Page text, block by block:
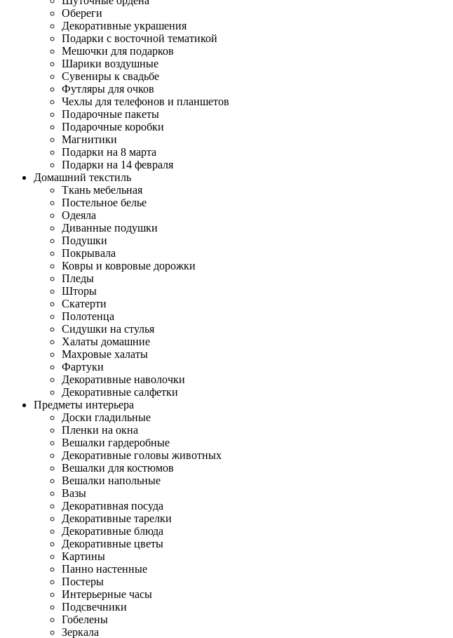
Обереги
Декоративные украшения
Подарки с восточной тематикой
Мешочки для подарков
Шарики воздушные
Сувениры к свадьбе
Футляры для очков
Чехлы для телефонов и планшетов
Подарочные пакеты
Подарочные коробки
Магнитики
Подарки на 8 марта
Подарки на 14 февраля
Домашний текстиль
Ткань мебельная
Постельное белье
Одеяла
Диванные подушки
Подушки
Покрывала
Ковры и ковровые дорожки
Пледы
Шторы
Скатерти
Полотенца
Сидушки на стулья
Халаты домашние
Махровые халаты
Фартуки
Декоративные наволочки
Декоративные салфетки
Предметы интерьера
Доски гладильные
Пленки на окна
Вешалки гардеробные
Декоративные головы животных
Вешалки для костюмов
Вешалки напольные
Вазы
Декоративная посуда
Декоративные тарелки
Декоративные блюда
Декоративные цветы
Картины
Панно настенные
Постеры
Интерьерные часы
Подсвечники
Гобелены
Зеркала